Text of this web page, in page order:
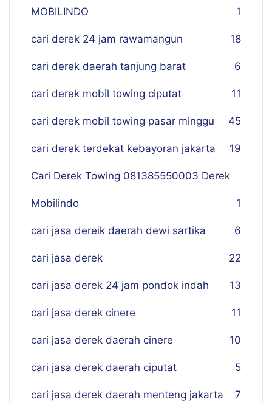
MOBILINDO 1
cari derek 24 jam rawamangun 18
cari derek daerah tanjung barat 6
cari derek mobil towing ciputat 11
cari derek mobil towing pasar minggu 45
cari derek terdekat kebayoran jakarta 19
Cari Derek Towing 081385550003 Derek
Mobilindo 1
cari jasa dereik daerah dewi sartika 6
cari jasa derek 22
cari jasa derek 24 jam pondok indah 13
cari jasa derek cinere 11
cari jasa derek daerah cinere 10
cari jasa derek daerah ciputat 5
cari jasa derek daerah menteng jakarta 7